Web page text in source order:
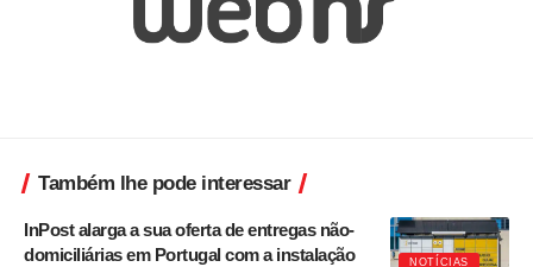
Também lhe pode interessar
NOTÍCIAS
InPost alarga a sua oferta de entregas não-
domiciliárias em Portugal com a instalação